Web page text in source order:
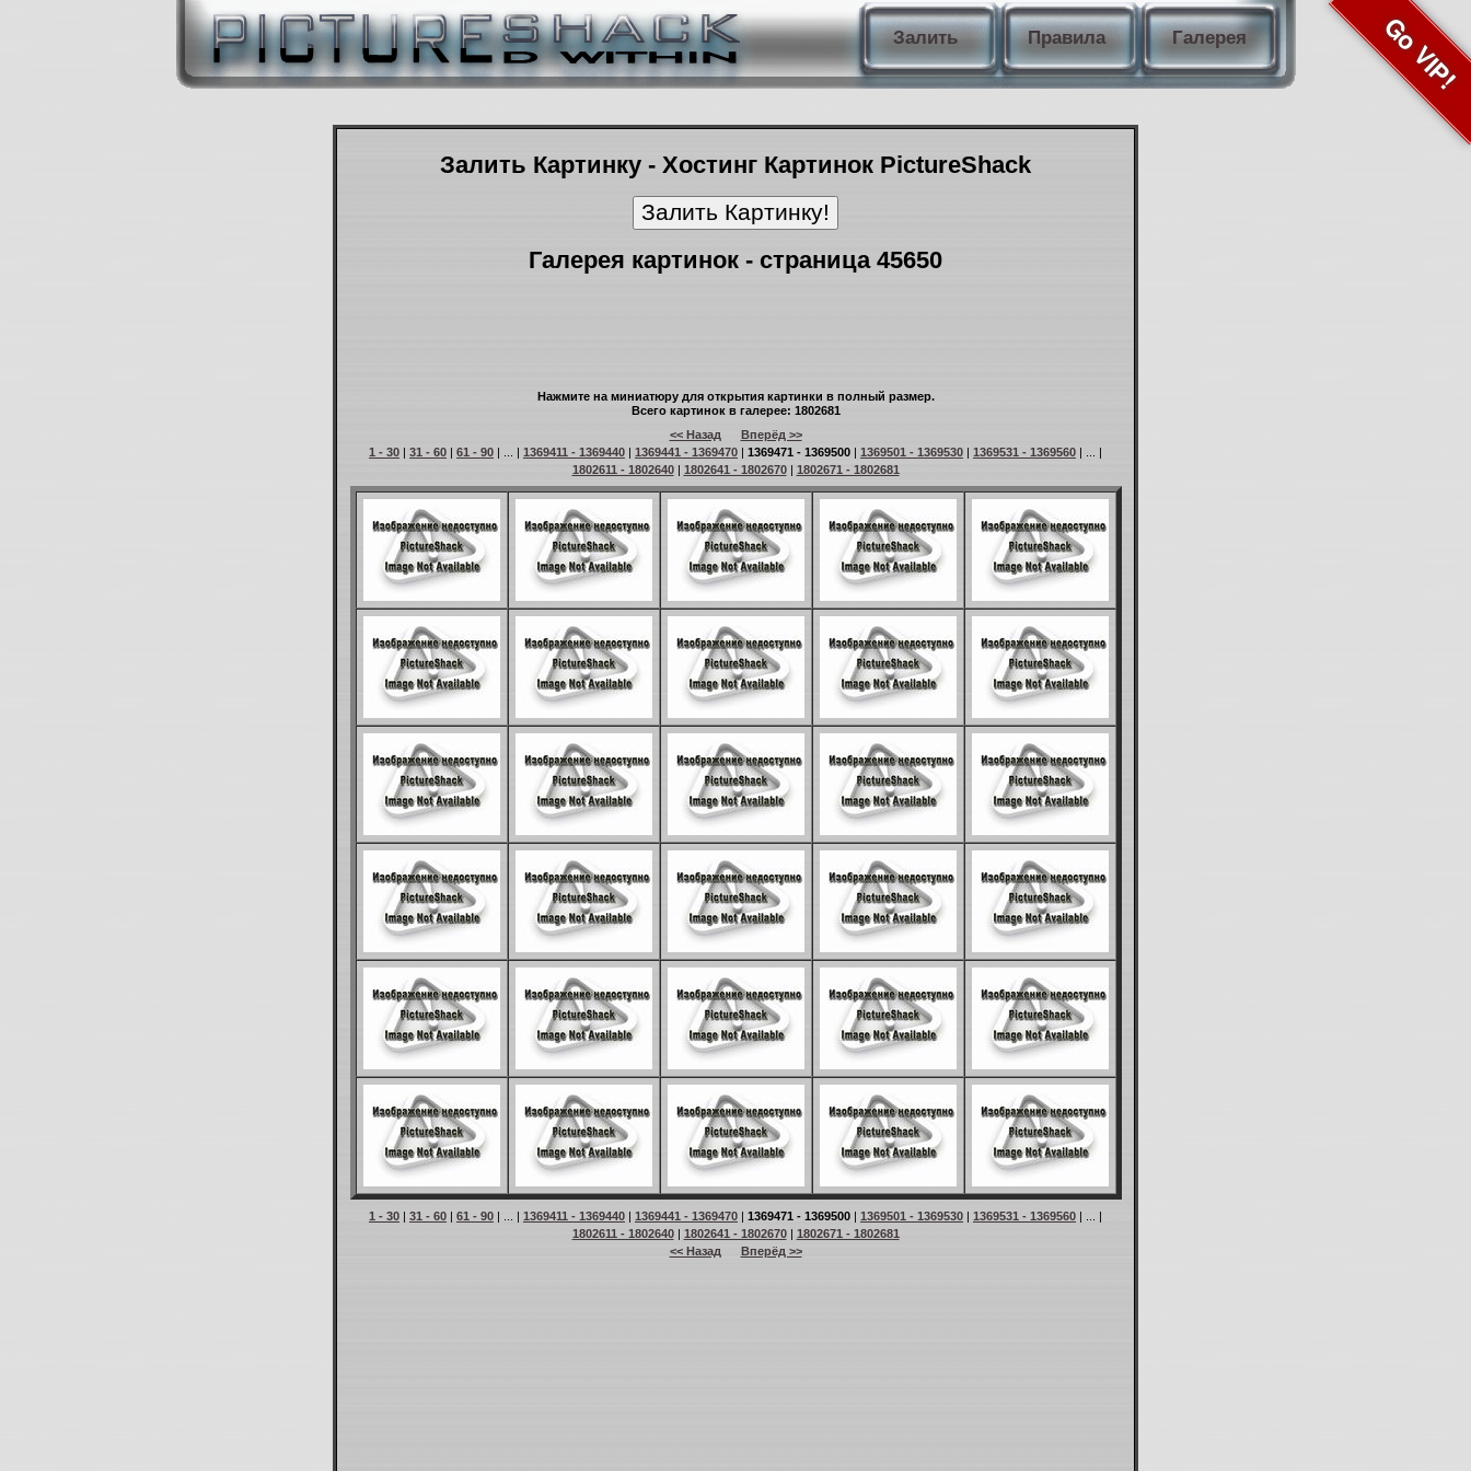
Залить Правила Галерея Go VIP!
Залить Картинку - Хостинг Картинок PictureShack
Галерея картинок - страница 45650
Нажмите на миниатюру для открытия картинки в полный размер.
Всего картинок в галерее: 1802681
<< Назад
Вперёд >>
1 - 30 | 31 - 60 | 61 - 90 | ... | 1369411 - 1369440 | 1369441 - 1369470 | 1369471 - 1369500 | 1369501 - 1369530 | 1369531 - 1369560 | ... |
1802611 - 1802640| 1802641 - 1802670| 1802671 - 1802681
1 - 30 | 31 - 60 | 61 - 90 | ... | 1369411 - 1369440 | 1369441 - 1369470 | 1369471 - 1369500 | 1369501 - 1369530 | 1369531 - 1369560 | ... |
1802611 - 1802640| 1802641 - 1802670| 1802671 - 1802681
<< Назад
Вперёд >>